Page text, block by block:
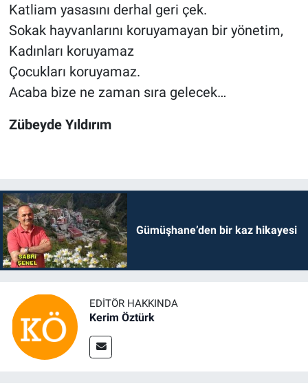
Katliam yasasını derhal geri çek.
Sokak hayvanlarını koruyamayan bir yönetim,
Kadınları koruyamaz
Çocukları koruyamaz.
Acaba bize ne zaman sıra gelecek…
Zübeyde Yıldırım
Gümüşhane’den bir kaz hikayesi
EDITÖR HAKKINDA
Kerim Öztürk